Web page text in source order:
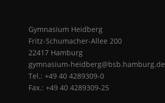
Gymnasium Heidberg
Fritz-Schumacher-Allee 200
22417 Hamburg
gymnasium-heidberg@bsb.hamburg.de
Tel.: +49 40 4289309-0
Fax.: +49 40 4289309-25